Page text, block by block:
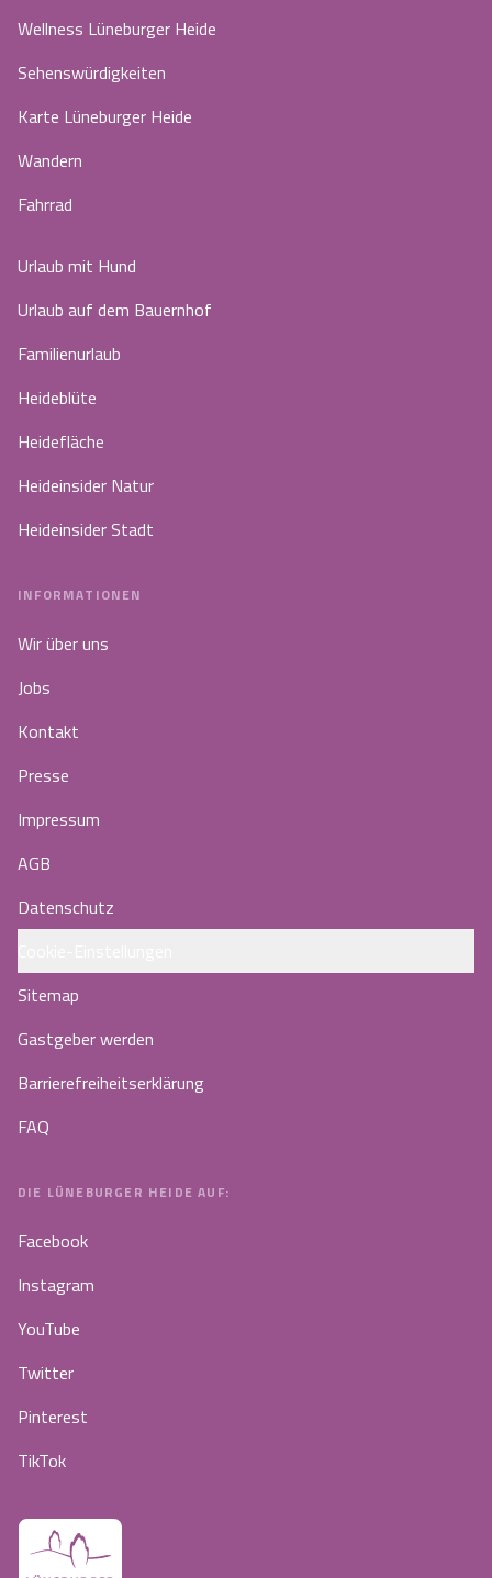
Wellness Lüneburger Heide
Sehenswürdigkeiten
Karte Lüneburger Heide
Wandern
Fahrrad
Urlaub mit Hund
Urlaub auf dem Bauernhof
Familienurlaub
Heideblüte
Heidefläche
Heideinsider Natur
Heideinsider Stadt
INFORMATIONEN
Wir über uns
Jobs
Kontakt
Presse
Impressum
AGB
Datenschutz
Sitemap
Gastgeber werden
Barrierefreiheitserklärung
FAQ
DIE LÜNEBURGER HEIDE AUF:
Facebook
Instagram
YouTube
Twitter
Pinterest
TikTok